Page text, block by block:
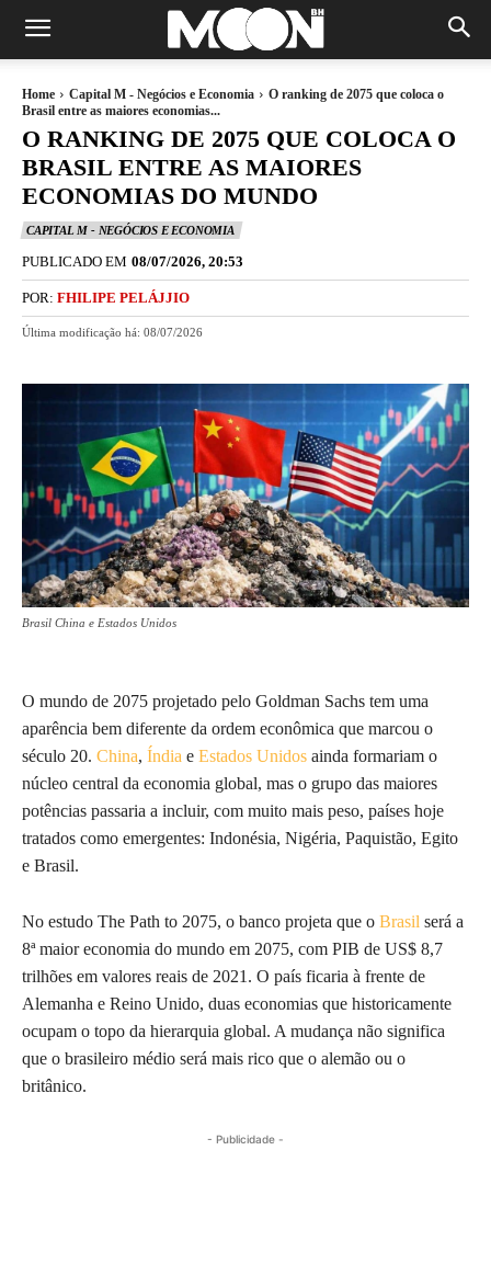
Home Capital M - Negócios e Economia
O ranking de 2075 que coloca o
Brasil entre as maiores economias...
O RANKING DE 2075 QUE COLOCA O
BRASIL ENTRE AS MAIORES
ECONOMIAS DO MUNDO
CAPITAL M - NEGÓCIOS E ECONOMIA
PUBLICADO EM 08/07/2026, 20:53
POR: FHILIPE PELÁJJIO
Última modificação há: 08/07/2026
Brasil China e Estados Unidos
O mundo de 2075 projetado pelo Goldman Sachs tem uma
aparência bem diferente da ordem econômica que marcou o
século 20. China, Índia e Estados Unidos ainda formariam o
núcleo central da economia global, mas o grupo das maiores
potências passaria a incluir, com muito mais peso, países hoje
tratados como emergentes: Indonésia, Nigéria, Paquistão, Egito
e Brasil.
No estudo The Path to 2075, o banco projeta que o Brasil será a
8ª maior economia do mundo em 2075, com PIB de US$ 8,7
trilhões em valores reais de 2021. O país ficaria à frente de
Alemanha e Reino Unido, duas economias que historicamente
ocupam o topo da hierarquia global. A mudança não significa
que o brasileiro médio será mais rico que o alemão ou o
britânico.
- Publicidade -